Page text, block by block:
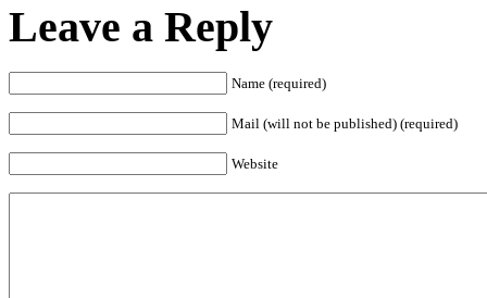
Leave a Reply
Name (required)
Mail (will not be published) (required)
Website